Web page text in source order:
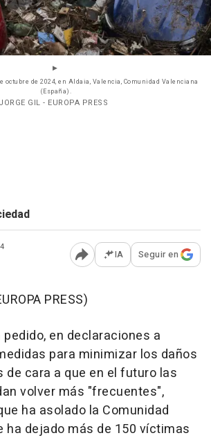
octubre de 2024, en Aldaia, Valencia, Comunidad Valenciana
(España).
GIL - EUROPA PRESS
Abrir opciones para
IA Seguir en
PRESS)
en declaraciones a
para minimizar los daños
de cara a que en el futuro las
volver más "frecuentes",
ha asolado la Comunidad
ha dejado más de 150 víctimas